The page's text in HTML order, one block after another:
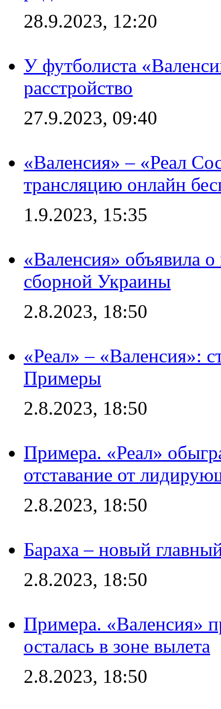
28.9.2023, 12:20
У футболиста
расстройство
27.9.2023, 09:40
«Валенсия» – «Реал
трансляцию онлайн
1.9.2023, 15:35
«Валенсия» объявила
сборной Украины
2.8.2023, 18:50
«Реал» – «Валенсия»:
Примеры
2.8.2023, 18:50
Примера. «Реал»
отставание от
2.8.2023, 18:50
Бараха – новый
2.8.2023, 18:50
Примера. «Валенсия»
осталась в зоне вылета
2.8.2023, 18:50